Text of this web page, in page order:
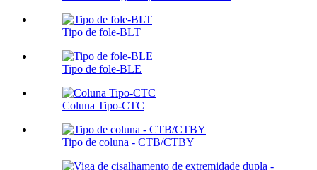
Tipo de fole-BLT
Tipo de fole-BLE
Coluna Tipo-CTC
Tipo de coluna - CTB/CTBY